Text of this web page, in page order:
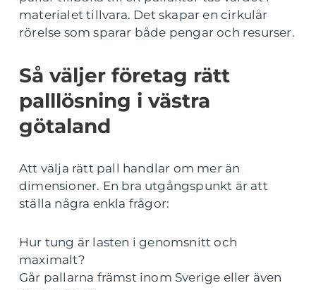
materialet tillvara. Det skapar en cirkulär
rörelse som sparar både pengar och resurser.
Så väljer företag rätt
palllösning i västra
götaland
Att välja rätt pall handlar om mer än
dimensioner. En bra utgångspunkt är att
ställa några enkla frågor:
Hur tung är lasten i genomsnitt och
maximalt?
Går pallarna främst inom Sverige eller även